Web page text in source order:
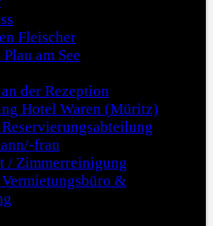
Fleischer
am See
der Rezeption
Hotel Waren (Müritz)
frau
/ Zimmerreinigung
&